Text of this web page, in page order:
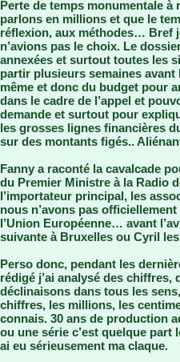
Perte de temps monumentale
parlons en millions et que le
réflexion, aux méthodes… Bref
n’avions pas le choix. Le
annexées et surtout toutes les
partir plusieurs semaines
même et donc du budget pour
dans le cadre de l’appel et
demande et surtout pour
les grosses lignes financières
sur des montants figés..
Fanny a raconté la cavalcade
du Premier Ministre à la Radio
l’importateur principal, les
nous n’avons pas
l’Union Européenne… avant
suivante à Bruxelles ou Cyril
Perso donc, pendant les
rédigé j’ai analysé des
déclinaisons dans tous les
chiffres, les millions, les
connais. 30 ans de production
ou une série c’est quelque part
ai eu sérieusement ma claque.